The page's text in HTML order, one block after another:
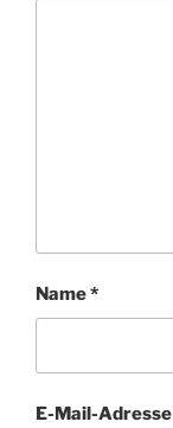
Name*
E-Mail-Adresse